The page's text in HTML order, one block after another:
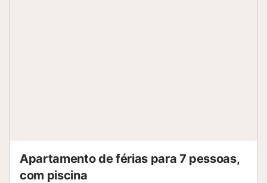
piscina e não estão autorizados a fazer barulho à noite.
Por favor, n...
Apartamento de férias para 7 pessoas,
com piscina